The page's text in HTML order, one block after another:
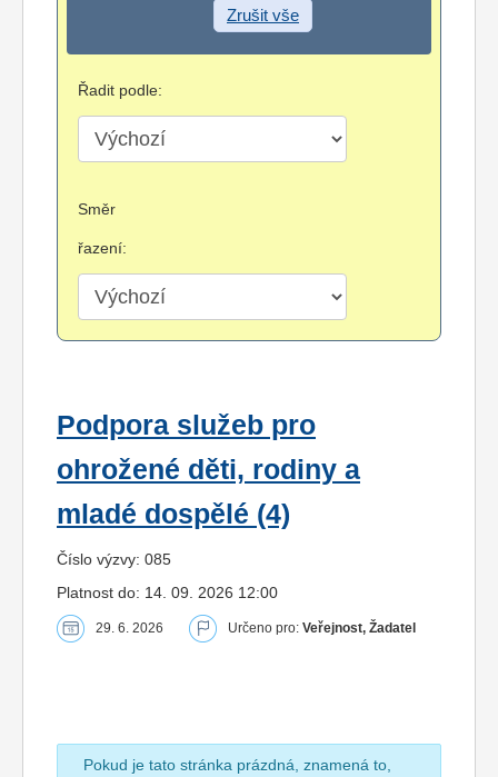
Zrušit vše
Řadit podle:
Směr
řazení:
Podpora služeb pro
ohrožené děti, rodiny a
mladé dospělé (4)
Číslo výzvy: 085
Platnost do: 14. 09. 2026 12:00
29. 6. 2026 Určeno pro: Veřejnost, Žadatel
Pokud je tato stránka prázdná, znamená to,